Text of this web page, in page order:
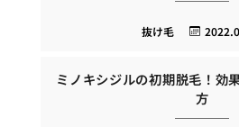
抜け毛
ミノキシジルの初期脱毛！効
方